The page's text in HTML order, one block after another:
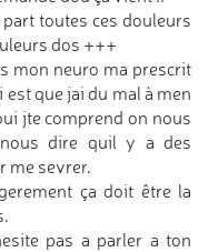
toutes ces douleurs
dos +++
mon neuro ma prescrit
que jai du mal à men
jte comprend on nous
dire quil y a des
me sevrer.
ça doit être la
pas a parler a ton